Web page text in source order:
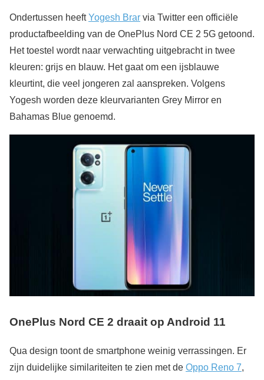
Ondertussen heeftYogesh Brar via Twitter een officiële
productafbeelding van de OnePlus Nord CE 2 5G getoond.
Het toestel wordt naar verwachting uitgebracht in twee
kleuren: grijs en blauw. Het gaat om een ijsblauwe
kleurtint, die veel jongeren zal aanspreken. Volgens
Yogesh worden deze kleurvarianten Grey Mirror en
Bahamas Blue genoemd.
OnePlus Nord CE 2 draait op Android 11
Qua design toont de smartphone weinig verrassingen. Er
zijn duidelijke similariteiten te zien met de Oppo Reno 7,